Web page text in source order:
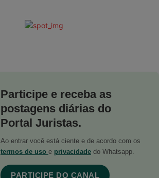
Participe e receba as
postagens diárias do
Portal Juristas.
Ao entrar você está ciente e de acordo com os
termos de uso e privacidade do Whatsapp.
PARTICIPE DO CANAL